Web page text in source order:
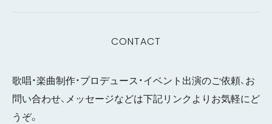
CONTACT
歌唱・楽曲制作・プロデュース・イベント出演のご依頼、お
問い合わせ、メッセージなどは下記リンクよりお気軽にど
うぞ。